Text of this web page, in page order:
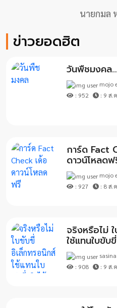
นายกมล
ข่าวยอดฮิต
วันพืชมงคล
mojo
: 952
: 9 ส.
การ์ด Fact
ดาวน์โหลดฟ
mojo
: 927
: 8 ส.
จริงหรือไม่
ใช้แทนใบขับ
: 908
: 9 ส.